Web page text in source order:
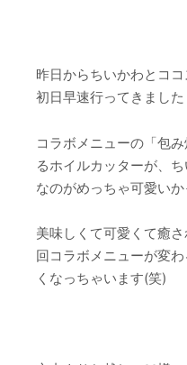
昨日からちいかわとココ
初日早速行ってきました
コラボメニューの「包
るホイルカッターが、
なのがめっちゃ可愛いか
美味しくて可愛くて癒
回コラボメニューが変
くなっちゃいます(笑)